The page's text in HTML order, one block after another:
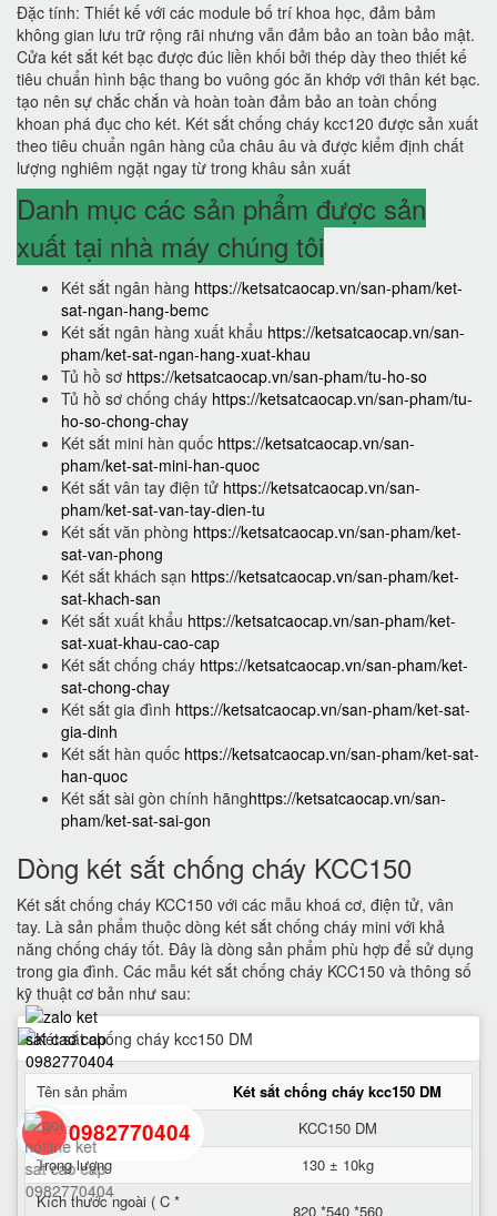
Đặc tính: Thiết kế với các module bố trí khoa học, đảm bảm
không gian lưu trữ rộng rãi nhưng vẫn đảm bảo an toàn bảo mật.
Cửa két sắt két bạc được đúc liền khối bởi thép dày theo thiết kế
tiêu chuẩn hình bậc thang bo vuông góc ăn khớp với thân két bạc.
tạo nên sự chắc chắn và hoàn toàn đảm bảo an toàn chống
khoan phá đục cho két. Két sắt chống cháy kcc120 được sản xuất
theo tiêu chuẩn ngân hàng của châu âu và được kiểm định chất
lượng nghiêm ngặt ngay từ trong khâu sản xuất
Danh mục các sản phẩm được sản
xuất tại nhà máy chúng tôi
Két sắt ngân hàng https://ketsatcaocap.vn/san-pham/ket-
sat-ngan-hang-bemc
Két sắt ngân hàng xuất khẩu https://ketsatcaocap.vn/san-
pham/ket-sat-ngan-hang-xuat-khau
Tủ hồ sơ https://ketsatcaocap.vn/san-pham/tu-ho-so
Tủ hồ sơ chống cháy https://ketsatcaocap.vn/san-pham/tu-
ho-so-chong-chay
Két sắt mini hàn quốc https://ketsatcaocap.vn/san-
pham/ket-sat-mini-han-quoc
Két sắt vân tay điện tử https://ketsatcaocap.vn/san-
pham/ket-sat-van-tay-dien-tu
Két sắt văn phòng https://ketsatcaocap.vn/san-pham/ket-
sat-van-phong
Két sắt khách sạn https://ketsatcaocap.vn/san-pham/ket-
sat-khach-san
Két sắt xuất khẩu https://ketsatcaocap.vn/san-pham/ket-
sat-xuat-khau-cao-cap
Két sắt chống cháy https://ketsatcaocap.vn/san-pham/ket-
sat-chong-chay
Két sắt gia đình https://ketsatcaocap.vn/san-pham/ket-sat-
gia-dinh
Két sắt hàn quốc https://ketsatcaocap.vn/san-pham/ket-sat-
han-quoc
Két sắt sài gòn chính hãnghttps://ketsatcaocap.vn/san-
pham/ket-sat-sai-gon
Dòng két sắt chống cháy KCC150
Két sắt chống cháy KCC150 với các mẫu khoá cơ, điện tử, vân
tay. Là sản phẩm thuộc dòng két sắt chống cháy mini với khả
năng chống cháy tốt. Đây là dòng sản phẩm phù hợp để sử dụng
trong gia đình. Các mẫu két sắt chống cháy KCC150 và thông số
kỹ thuật cơ bản như sau:
Tên sản phẩm
Két sắt chống cháy kcc150 DM
Model
KCC150 DM
Trọng lượng
130 ± 10kg
Kích thước ngoài ( C *
820 *540 *560
0982770404